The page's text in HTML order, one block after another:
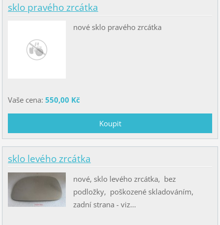
sklo pravého zrcátka
nové sklo pravého zrcátka
Vaše cena: 550,00 Kč
sklo levého zrcátka
nové, sklo levého zrcátka, bez
podložky, poškozené skladováním,
zadní strana - viz...